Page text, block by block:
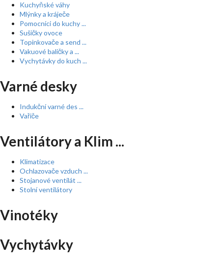
Kuchyňské váhy
Mlýnky a kráječe
Pomocníci do kuchy ...
Sušičky ovoce
Topinkovače a send ...
Vakuové baličky a ...
Vychytávky do kuch ...
Varné desky
Indukční varné des ...
Vařiče
Ventilátory a Klim ...
Klimatizace
Ochlazovače vzduch ...
Stojanové ventilát ...
Stolní ventilátory
Vinotéky
Vychytávky